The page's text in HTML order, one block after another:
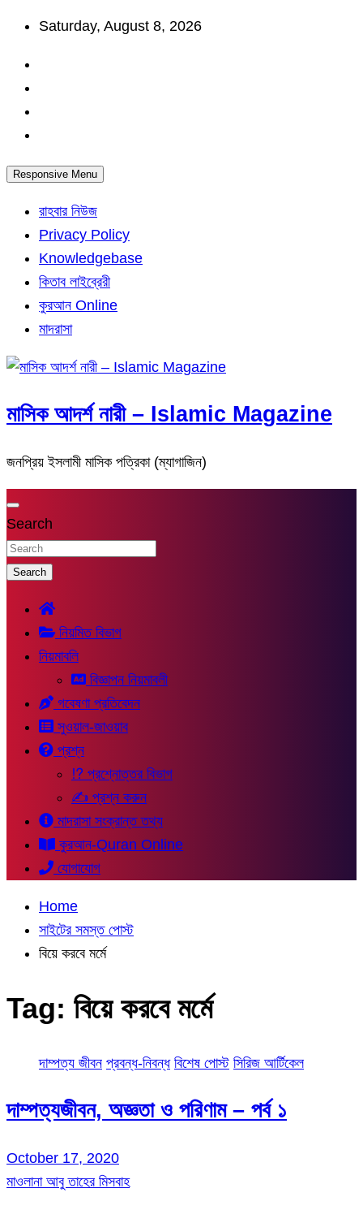
Skip
content
Saturday, August 8, 2026
Responsive Menu
রাহবার নিউজ
Privacy Policy
Knowledgebase
কিতাব লাইব্রেরী
কুরআন Online
মাদরাসা
মাসিক আদর্শ নারী – Islamic Magazine
জনপ্রিয় ইসলামী মাসিক পত্রিকা (ম্যাগাজিন)
Search
Search
নিয়মিত বিভাগ
নিয়মাবলি
বিজ্ঞাপন নিয়মাবলী
গবেষণা প্রতিবেদন
সুওয়াল-জাওয়াব
প্রশ্ন
⁉ প্রশ্নোত্তর বিভাগ
✍ প্রশ্ন করুন
মাদরাসা সংক্রান্ত তথ্য
কুরআন-Quran Online
যোগাযোগ
Home
সাইটের সমস্ত পোস্ট
বিয়ে করবে মর্মে
Tag: বিয়ে করবে মর্মে
দাম্পত্য জীবন প্রবন্ধ-নিবন্ধ বিশেষ পোস্ট সিরিজ আর্টিকেল
দাম্পত্যজীবন, অজ্ঞতা ও পরিণাম – পর্ব ১
October 17, 2020
মাওলানা আবু তাহের মিসবাহ